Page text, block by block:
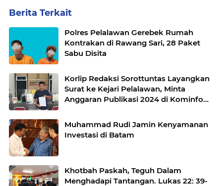
Berita Terkait
Polres Pelalawan Gerebek Rumah
Kontrakan di Rawang Sari, 28 Paket
Sabu Disita
Korlip Redaksi Sorottuntas Layangkan
Surat ke Kejari Pelalawan, Minta
Anggaran Publikasi 2024 di Kominfo
Muhammad Rudi Jamin Kenyamanan
Investasi di Batam
Khotbah Paskah, Teguh Dalam
Menghadapi Tantangan. Lukas 22: 39-